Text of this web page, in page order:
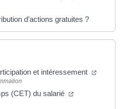
d’actions gratuites ?
et intéressement
(CET) du salarié